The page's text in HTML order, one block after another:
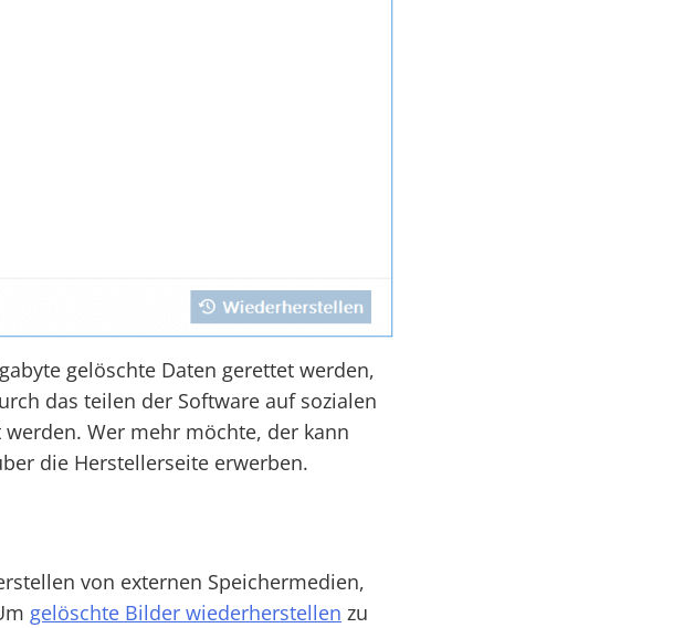
gelöschte Daten gerettet werden,
das teilen der Software auf sozialen
Wer mehr möchte, der kann
die Herstellerseite erwerben.
von externen Speichermedien,
gelöschte Bilder wiederherstellen zu